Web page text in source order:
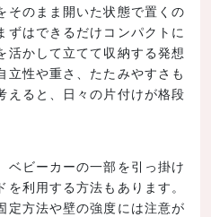
そのまま開いた状態で置くの
ずはできるだけコンパクトに
活かして立てて収納する発想
立性や重さ、たたみやすさも
えると、日々の片付けが格段
ベビーカーの一部を引っ掛け
利用する方法もあります。
定方法や壁の強度には注意が